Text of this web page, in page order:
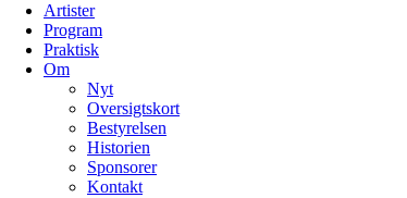
Artister
Program
Praktisk
Om
Nyt
Oversigtskort
Bestyrelsen
Historien
Sponsorer
Kontakt